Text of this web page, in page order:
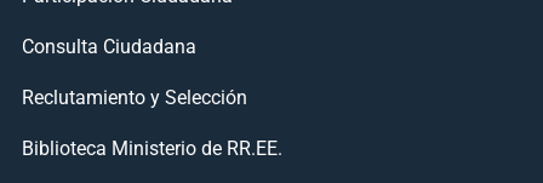
Consulta Ciudadana
Reclutamiento y Selección
Biblioteca Ministerio de RR.EE.